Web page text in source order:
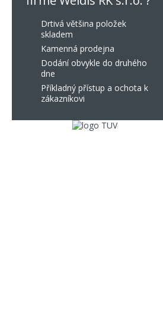
Drtivá většina položek
skladem
Kamenná prodejna
Dodání obvykle do druhého
dne
Příkladný přístup a ochota k
zákazníkovi